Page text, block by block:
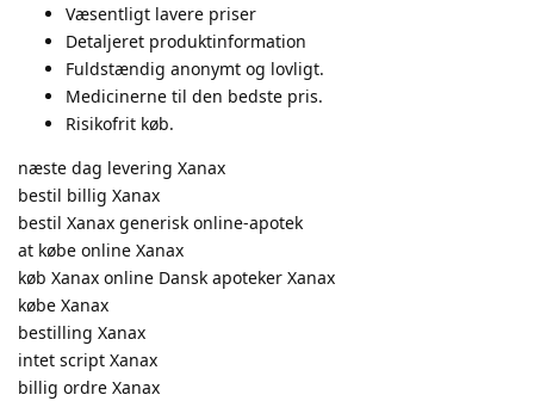
Væsentligt lavere priser
Detaljeret produktinformation
Fuldstændig anonymt og lovligt.
Medicinerne til den bedste pris.
Risikofrit køb.
næste dag levering Xanax
bestil billig Xanax
bestil Xanax generisk online-apotek
at købe online Xanax
køb Xanax online Dansk apoteker Xanax
købe Xanax
bestilling Xanax
intet script Xanax
billig ordre Xanax